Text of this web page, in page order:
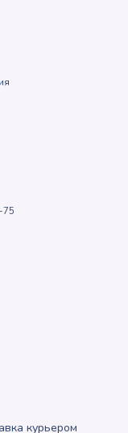
75
курьером